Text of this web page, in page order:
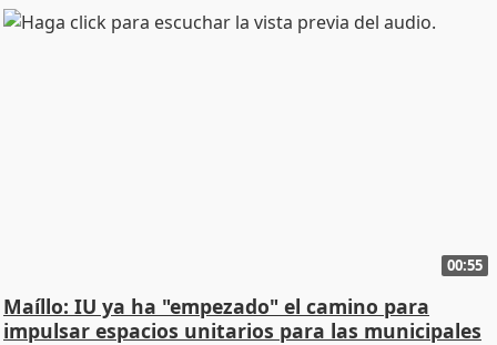
00:55
Maíllo: IU ya ha "empezado" el camino para
impulsar espacios unitarios para las municipales